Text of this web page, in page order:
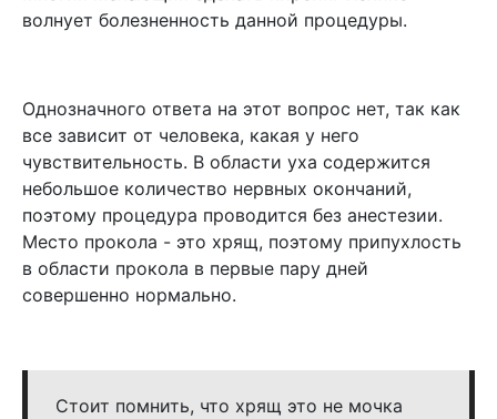
волнует болезненность данной процедуры.
Однозначного ответа на этот вопрос нет, так как
все зависит от человека, какая у него
чувствительность. В области уха содержится
небольшое количество нервных окончаний,
поэтому процедура проводится без анестезии.
Место прокола - это хрящ, поэтому припухлость
в области прокола в первые пару дней
совершенно нормально.
Стоит помнить, что хрящ это не мочка